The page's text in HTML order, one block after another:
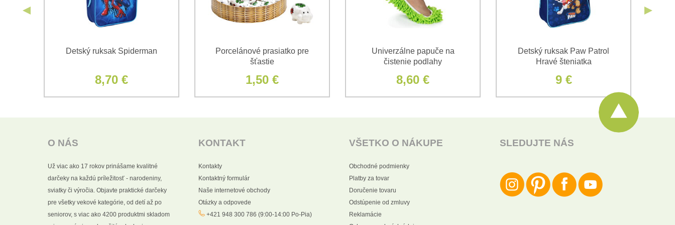
Detský ruksak Spiderman
8,70 €
Porcelánové prasiatko pre
šťastie
1,50 €
Univerzálne papuče na
čistenie podlahy
8,60 €
Detský ruksak Paw Patrol
Hravé šteniatka
9 €
O NÁS
Už viac ako 17 rokov prinášame kvalitné
darčeky na každú príležitosť - narodeniny,
sviatky či výročia. Objavte praktické darčeky
pre všetky vekové kategórie, od detí až po
seniorov, s viac ako 4200 produktmi skladom
KONTAKT
Kontakty
Kontaktný formulár
Naše internetové obchody
Otázky a odpovede
+421 948 300 786 (9:00-14:00 Po-Pia)
VŠETKO O NÁKUPE
Obchodné podmienky
Platby za tovar
Doručenie tovaru
Odstúpenie od zmluvy
Reklamácie
SLEDUJTE NÁS